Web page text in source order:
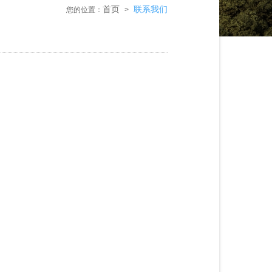
您的位置： 首页 > 联系我们